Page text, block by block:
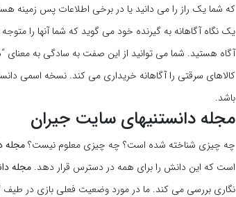
که شما یک راز را می دانید یا در برخی اطلاعات پس زمینه
یک نگاه آگاهانه به گیرنده خود می گوید که شما آنها را متوجه
آگاه هستید. شما می توانید از این صفت به سادگی به معنای
کالاهای سرقتی را آگاهانه خریداری می کند. نسخه اسمی
باشد.
مجله دانستنیهای سایت جیران
چه چیزی شناخته شده است؟ چه چیزی معلوم نیست؟مجله
است که این دانش را برای همه در دسترس قرار دهد. مجله
نگاری بررسی می کند. ما در مورد وضعیت فعلی بازی در طیف